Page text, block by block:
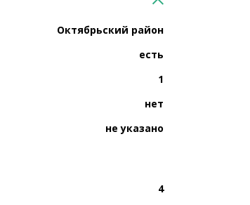
Октябрьский район
есть
1
нет
не указано
4